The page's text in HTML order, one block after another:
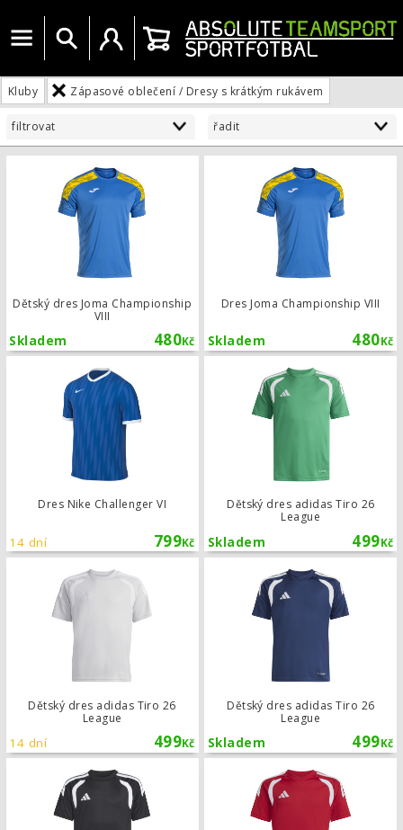
Menu Vyhledat Uživatelský účet
Košík
Kluby Zápasové oblečení / Dresy s krátkým rukávem
filtrovat řadit
Dětský dres Joma Championship
VIII
480Kč
Skladem
Dres Joma Championship VIII
480Kč
Skladem
Dres Nike Challenger VI
799Kč
14 dní
Dětský dres adidas Tiro 26
League
499Kč
Skladem
Dětský dres adidas Tiro 26
League
499Kč
14 dní
Dětský dres adidas Tiro 26
League
499Kč
Skladem
Dětský dres adidas Tiro 26 League